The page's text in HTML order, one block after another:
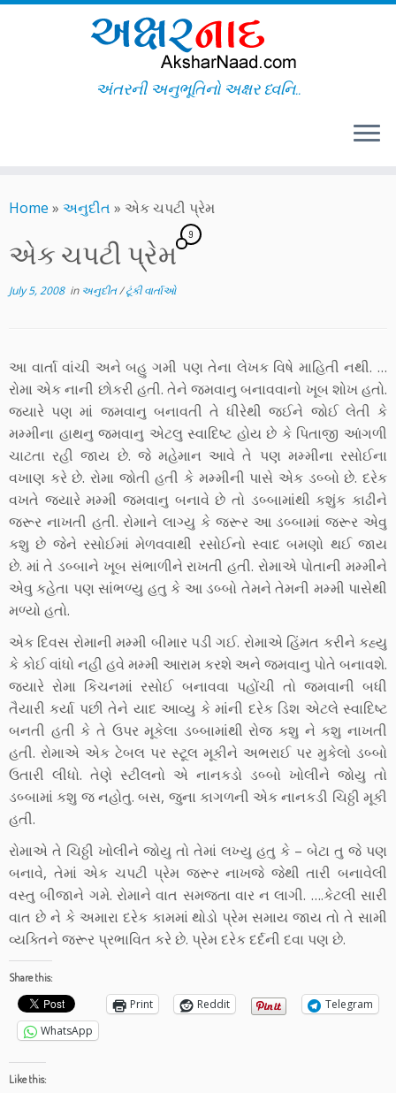
to
અંતરની અનુભૂતિનો અક્ષર ધ્વનિ..
Home » અનુદીત » એક ચપટી પ્રેમ
એક ચપટી પ્રેમ
9
July 5, 2008in અનુદીત/ટૂંકી વાર્તાઓ
આ વાર્તા વાંચી અને બહુ ગમી પણ તેના લેખક વિષે માહિતી નથી. …
રોમા એક નાની છોકરી હતી. તેને જમવાનુ બનાવવાનો ખૂબ શોખ હતો.
જ્યારે પણ માં જમવાનુ બનાવતી તે ધીરેથી જઈને જોઈ લેતી કે
મમ્મીના હાથનુ જમવાનુ એટલુ સ્વાદિષ્ટ હોય છે કે પિતાજી આંગળી
ચાટતા રહી જાય છે. જે મહેમાન આવે તે પણ મમ્મીના રસોઈના
વખાણ કરે છે. રોમા જોતી હતી કે મમ્મીની પાસે એક ડબ્બો છે. દરેક
વખતે જ્યારે મમ્મી જમવાનુ બનાવે છે તો ડબ્બામાંથી કશુંક કાઢીને
જરૂર નાખતી હતી. રોમાને લાગ્યુ કે જરૂર આ ડબ્બામાં જરૂર એવુ
કશુ છે જેને રસોઈમાં મેળવવાથી રસોઈનો સ્વાદ બમણો થઈ જાય
છે. માં તે ડબ્બાને ખૂબ સંભાળીને રાખતી હતી. રોમાએ પોતાની મમ્મીને
એવુ કહેતા પણ સાંભળ્યુ હતુ કે આ ડબ્બો તેમને તેમની મમ્મી પાસેથી
મળ્યો હતો.
એક દિવસ રોમાની મમ્મી બીમાર પડી ગઈ. રોમાએ હિંમત કરીને કહ્યુ
કે કોઈ વાંધો નહી હવે મમ્મી આરામ કરશે અને જમવાનુ પોતે બનાવશે.
જ્યારે રોમા કિચનમાં રસોઈ બનાવવા પહોંચી તો જમવાની બધી
તૈયારી કર્યા પછી તેને યાદ આવ્યુ કે માંની દરેક ડિશ એટલે સ્વાદિષ્ટ
બનતી હતી કે તે ઉપર મૂકેલા ડબ્બામાંથી રોજ કશુ ને કશુ નાખતી
હતી. રોમાએ એક ટેબલ પર સ્ટૂલ મૂકીને અભરાઈ પર મુકેલો ડબ્બો
ઉતારી લીધો. તેણે સ્ટીલનો એ નાનકડો ડબ્બો ખોલીને જોયુ તો
ડબ્બામાં કશુ જ નહોતુ. બસ, જુના કાગળની એક નાનકડી ચિઠ્ઠી મૂકી
હતી.
રોમાએ તે ચિઠ્ઠી ખોલીને જોયુ તો તેમાં લખ્યુ હતુ કે – બેટા તુ જે પણ
બનાવે, તેમાં એક ચપટી પ્રેમ જરૂર નાખજે જેથી તારી બનાવેલી
વસ્તુ બીજાને ગમે. રોમાને વાત સમજતા વાર ન લાગી. ….કેટલી સારી
વાત છે ને કે અમારા દરેક કામમાં થોડો પ્રેમ સમાય જાય તો તે સામી
વ્યક્તિને જરૂર પ્રભાવિત કરે છે. પ્રેમ દરેક દર્દની દવા પણ છે.
Share this:
Print Reddit
Telegram
WhatsApp
Like this: